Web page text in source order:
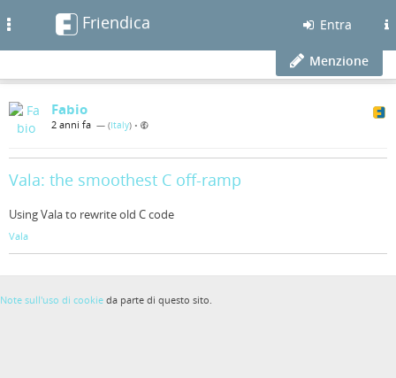
Friendica Entra
Menzione
Fabio
2 anni fa — (Italy) •
Vala: the smoothest C off-ramp
Using Vala to rewrite old C code
Vala
Note sull'uso di cookie da parte di questo sito.